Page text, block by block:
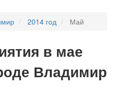
2014 год Май
в мае
Владимир